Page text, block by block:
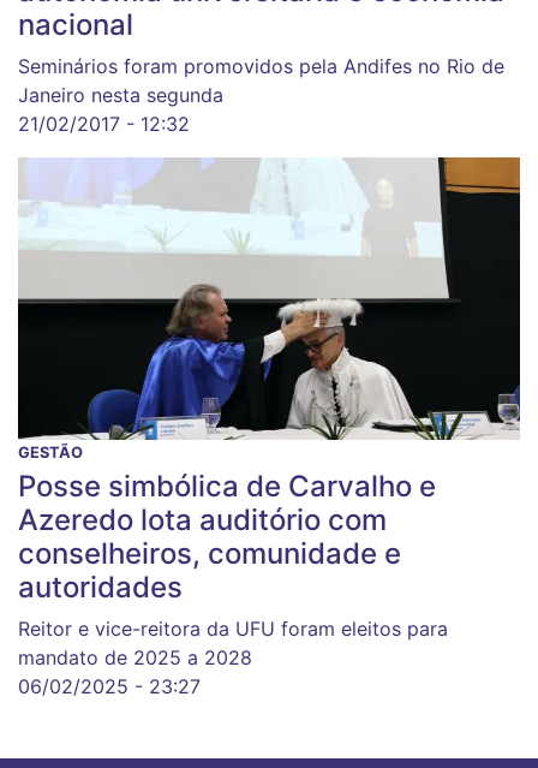
nacional
Seminários foram promovidos pela Andifes no Rio de
Janeiro nesta segunda
21/02/2017 - 12:32
GESTÃO
Posse simbólica de Carvalho e
Azeredo lota auditório com
conselheiros, comunidade e
autoridades
Reitor e vice-reitora da UFU foram eleitos para
mandato de 2025 a 2028
06/02/2025 - 23:27